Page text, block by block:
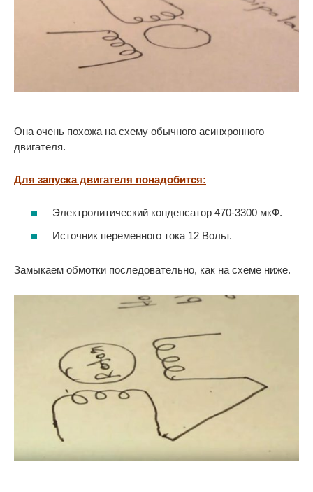
Она очень похожа на схему обычного асинхронного
двигателя.
Для запуска двигателя понадобится:
Электролитический конденсатор 470-3300 мкФ.
Источник переменного тока 12 Вольт.
Замыкаем обмотки последовательно, как на схеме ниже.